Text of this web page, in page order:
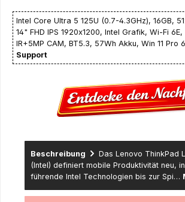
Intel Core Ultra 5 125U (0.7-4.3GHz), 16GB,
14" FHD IPS 1920x1200, Intel Grafik, Wi-Fi 6E,
IR+5MP CAM, BT5.3, 57Wh Akku, Win 11 Pro
Support
Beschreibung
Das Lenovo ThinkPad
(Intel) definiert mobile Produktivität neu,
führende Intel Technologien bis zur Spi…